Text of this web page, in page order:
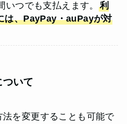
いつでも支払えます。
利
は、PayPay・auPayが対
いて
を変更することも可能で